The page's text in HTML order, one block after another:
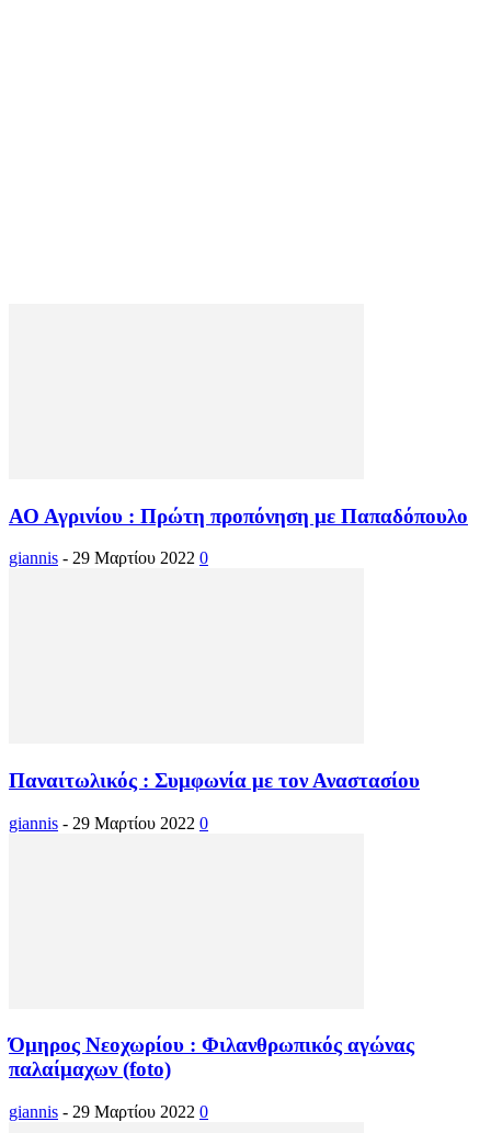
ΑΟ Αγρινίου : Πρώτη προπόνηση με Παπαδόπουλο
giannis - 29 Μαρτίου 2022 0
Παναιτωλικός : Συμφωνία με τον Αναστασίου
giannis - 29 Μαρτίου 2022 0
Όμηρος Νεοχωρίου : Φιλανθρωπικός αγώνας
παλαίμαχων (foto)
giannis - 29 Μαρτίου 2022 0